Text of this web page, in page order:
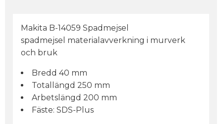
Makita B-14059 Spadmejsel
spadmejsel materialavverkning i murverk
och bruk
Bredd 40 mm
Totallängd 250 mm
Arbetslängd 200 mm
Fäste: SDS-Plus